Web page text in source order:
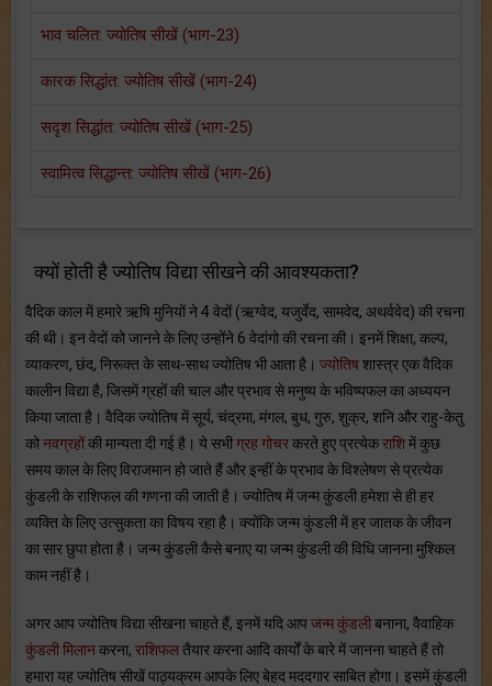
भाव चलित: ज्योतिष सीखें (भाग-23)
कारक सिद्धांत: ज्योतिष सीखें (भाग-24)
सदृश सिद्धांत: ज्योतिष सीखें (भाग-25)
स्‍वामित्‍व सिद्धान्‍त: ज्योतिष सीखें (भाग-26)
क्यों होती है ज्योतिष विद्या सीखने की आवश्यकता?
वैदिक काल में हमारे ऋषि मुनियों ने 4 वेदों (ऋग्वेद, यजुर्वेद, सामवेद, अथर्ववेद) की रचना
की थी। इन वेदों को जानने के लिए उन्होंने 6 वेदांगो की रचना की। इनमें शिक्षा, कल्प,
व्याकरण, छंद, निरूक्त के साथ-साथ ज्योतिष भी आता है। ज्योतिषशास्त्र एक वैदिक
कालीन विद्या है, जिसमें ग्रहों की चाल और प्रभाव से मनुष्य के भविष्यफल का अध्ययन
किया जाता है। वैदिक ज्योतिष में सूर्य, चंद्रमा, मंगल, बुध, गुरु, शुक्र, शनि और राहु-केतु
कोनवग्रहोंकी मान्यता दी गई है। ये सभीग्रह गोचरकरते हुए प्रत्येकराशिमें कुछ
समय काल के लिए विराजमान हो जाते हैं और इन्हीं के प्रभाव के विश्लेषण से प्रत्येक
कुंडली के राशिफल की गणना की जाती है। ज्योतिष में जन्म कुंडली हमेशा से ही हर
व्यक्ति के लिए उत्सुकता का विषय रहा है। क्योंकि जन्म कुंडली में हर जातक के जीवन
का सार छुपा होता है। जन्म कुंडली कैसे बनाए या जन्म कुंडली की विधि जानना मुश्किल
काम नहीं है।
अगर आप ज्योतिष विद्या सीखना चाहते हैं, इनमें यदि आपजन्म कुंडलीबनाना, वैवाहिक
कुंडली मिलानकरना, राशिफलतैयार करना आदि कार्यों के बारे में जानना चाहते हैं तो
हमारा यह ज्योतिष सीखें पाठ्यक्रम आपके लिए बेहद मददगार साबित होगा। इसमें कुंडली